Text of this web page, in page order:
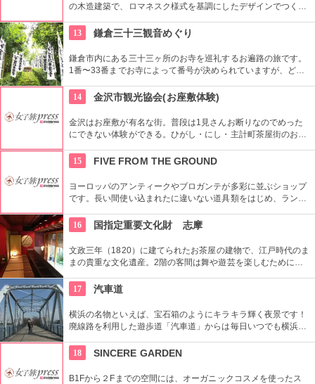
の木造建築で、ロマネスク様式を基調にしたデザインでつくら
金沢らしい。
13 鎌倉三十三観音めぐり
鎌倉市内にある三十三ヶ所のお寺を巡礼するお遍路の旅です。
1番〜33番までお寺によって番号が決められていますが、どこ
らいます。お寺ごとにご朱印が違うので、比べてみるのも面白
いです。1泊2日でできるプチ巡礼、是非チャレンジしてくださ
い！
14 金沢市観光協会(お座敷体験)
金沢はお座敷が有名な街。普段は1見さんお断りなのでめった
にできない体験ができる。ひがし・にし・主計町茶屋街のお茶
統を味わおう。
15 FIVE FROM THE GROUND
ヨーロッパのアンティークやブロガンテが多彩に並ぶショップ
です。長い間使い込まれたに違いない道具類をはじめ、ランプ
具なども目にすることができます。店主が現地で直接買いつけ
たという品々には、その道の専門家でなくとも感じられる歴史
の風格が漂います。
16 国指定重要文化財 志摩
文政三年（1820）に建てられたお茶屋の建物で、江戸時代のま
まの貴重な文化遺産。2階の客間は舞や遊芸を楽しむために押
かったお茶屋の優雅で格式高い雰囲気が味わえます
17 汽車道
横浜の名物といえば、宝石箱のようにキラキラ輝く夜景です！
廃線路を利用した遊歩道「汽車道」からは毎日いつでも横浜な
るので、お気に入りのポイントでゆっくり過ごしてください！
18 SINCERE GARDEN
B1Fから２Fまでの空間には、オーガニックコスメを使ったス